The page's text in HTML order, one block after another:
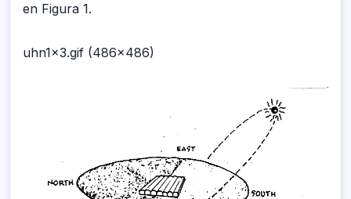
en Figura 1.
uhn1x3.gif (486x486)